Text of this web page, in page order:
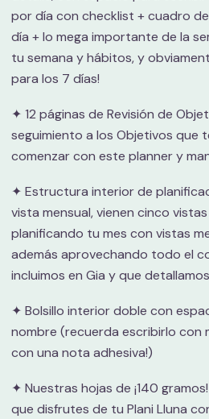
por día con checklist + cuadro
día + lo mega importante de la
tu semana y hábitos, y
para los 7 días!
✦ 12 páginas de Revisión de
seguimiento a los Objetivos que
comenzar con este planner y
✦ Estructura interior de
vista mensual, vienen cinco
planificando tu mes con vistas
además aprovechando todo el
incluimos en Gia y que
✦ Bolsillo interior doble con
nombre (recuerda escribirlo con
con una nota adhesiva!)
✦ Nuestras hojas de ¡140
que disfrutes de tu Plani Lluna